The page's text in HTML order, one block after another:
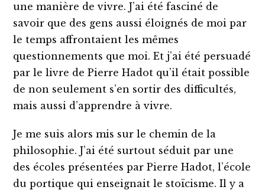
une manière de vivre. J’ai été fasciné de
savoir que des gens aussi éloignés de moi par
le temps affrontaient les mêmes
questionnements que moi. Et j’ai été persuadé
par le livre de Pierre Hadot qu’il était possible
de non seulement s’en sortir des difficultés,
mais aussi d’apprendre à vivre.
Je me suis alors mis sur le chemin de la
philosophie. J’ai été surtout séduit par une
des écoles présentées par Pierre Hadot, l’école
du portique qui enseignait le stoïcisme. Il y a